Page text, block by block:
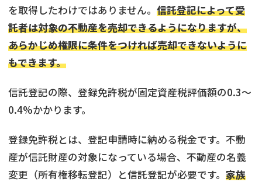
を取得したわけではありません。 信託登記によって受
託者は対象の不動産を売却できるようになりますが、
あらかじめ権限に条件をつければ売却できないように
もできます。
信託登記の際、登録免許税が固定資産税評価額の0.3〜
0.4%かかります。
登録免許税とは、登記申請時に納める税金です。不動
産が信託財産の対象になっている場合、不動産の名義
変更（所有権移転登記）と信託登記が必要です。 家族